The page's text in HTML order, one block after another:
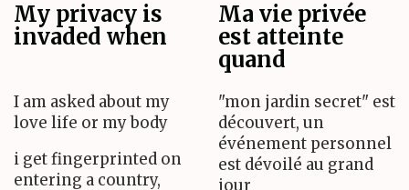
My privacy is
invaded when
Ma vie privée
est atteinte
quand
I am asked about my
love life or my body
i get fingerprinted on
entering a country,
"mon jardin secret" est
découvert, un
événement personnel
est dévoilé au grand
jour